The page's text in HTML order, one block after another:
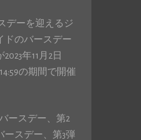
デーを迎えるジ
ドのバースデー
年11月2日
の期間で開催
ースデー、第2
ースデー、第3弾